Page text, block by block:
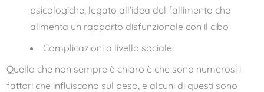
psicologiche, legato all’idea del fallimento che
alimenta un rapporto disfunzionale con il cibo
Complicazioni a livello sociale
Quello che non sempre è chiaro è che sono numerosi i
fattori che influiscono sul peso, e alcuni di questi sono